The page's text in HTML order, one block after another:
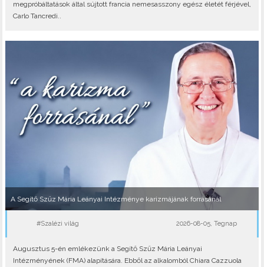
megpróbáltatások által sújtott francia nemesasszony egész életét férjével,
Carlo Tancredi..
A Segítő Szűz Mária Leányai Intézménye karizmájának forrásánál
#Szalézi világ 2026-08-05, Tegnap
Augusztus 5-én emlékezünk a Segítő Szűz Mária Leányai
Intézményének (FMA) alapítására. Ebből az alkalomból Chiara Cazzuola